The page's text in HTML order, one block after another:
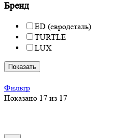
Бренд
ED (евродеталь)
TURTLE
LUX
Показать
Фильтр
Показано 17 из 17